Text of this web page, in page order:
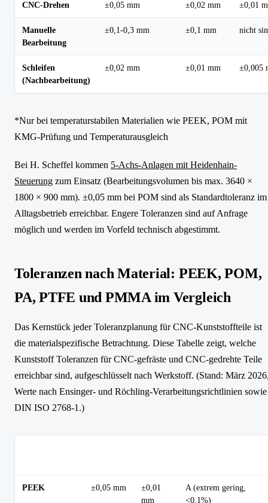
CNC-Drehen ±0,05 mm ±0,02 mm ±0,01
Manuelle
Bearbeitung
±0,1-0,3 mm ±0,1 mm nicht
Schleifen
(Nachbearbeitung)
±0,02 mm ±0,01 mm ±0,005
*Nur bei temperaturstabilen Materialien wie PEEK, POM mit
KMG-Prüfung und Temperaturausgleich
Bei H. Scheffel kommen 5-Achs-Anlagen mit Heidenhain-
Steuerung zum Einsatz (Bearbeitungsvolumen bis max. 3640 ×
1800 × 900 mm). ±0,05 mm bei POM sind als Standardtoleranz im
Alltagsbetrieb erreichbar. Engere Toleranzen sind auf Anfrage
möglich und werden im Vorfeld technisch abgestimmt.
Toleranzen nach Material: PEEK, POM,
PA, PTFE und PMMA im Vergleich
Das Kernstück jeder Toleranzplanung für CNC-Kunststoffteile ist
die materialspezifische Betrachtung. Diese Tabelle zeigt, welche
Kunststoff Toleranzen für CNC-gefräste und CNC-gedrehte Teile
erreichbar sind, aufgeschlüsselt nach Werkstoff. (Stand: März
Werte nach Ensinger- und Röchling-Verarbeitungsrichtlinien sowie
DIN ISO 2768-1.)
PEEK ±0,05 mm
±0,01
mm
A (extrem gering,
<0,1%)